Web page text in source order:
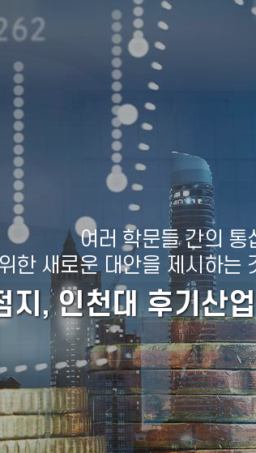
여러 학문들 간의 통
한 새로운 대안을 제시하는
, 인천대 후기산